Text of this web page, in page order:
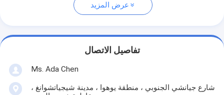
عرض المزيد
تفاصيل الاتصال
Ms. Ada Chen
شارع جيانشي الجنوبي ، منطقة يوهوا ، مدينة شيجياتشوانغ ،